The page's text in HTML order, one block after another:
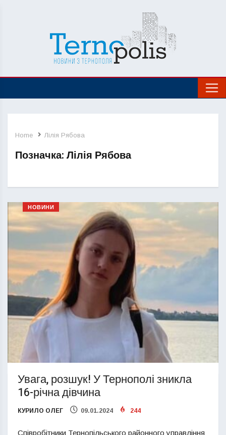
Home Лілія Рябова
Позначка: Лілія Рябова
НОВИНИ
Увага, розшук! У Тернополі зникла
16-річна дівчина
КУРИЛО ОЛЕГ 09.01.2024 244
Співробітники Тернопільського районного управління